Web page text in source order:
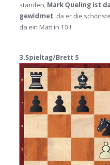
standen, Mark Queling ist
gewidmet, da er die
da ein Matt in 10 !
3.Spieltag/Brett 5